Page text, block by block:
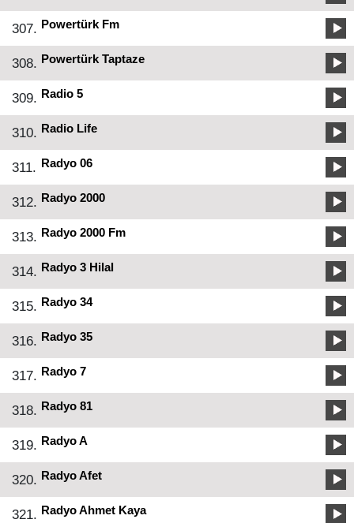
307. Powertürk Fm
308. Powertürk Taptaze
309. Radio 5
310. Radio Life
311. Radyo 06
312. Radyo 2000
313. Radyo 2000 Fm
314. Radyo 3 Hilal
315. Radyo 34
316. Radyo 35
317. Radyo 7
318. Radyo 81
319. Radyo A
320. Radyo Afet
321. Radyo Ahmet Kaya